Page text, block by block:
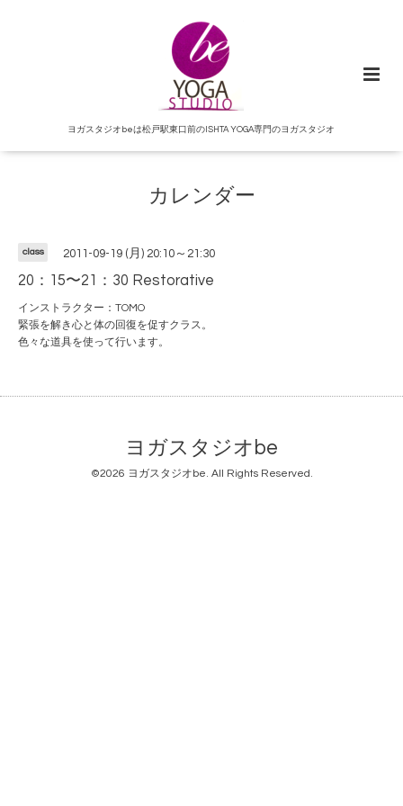
ヨガスタジオbeは松戸駅東口前のISHTA YOGA専門のヨガスタジオ
カレンダー
class 2011-09-19 (月) 20:10～21:30
20：15〜21：30 Restorative
インストラクター：TOMO
緊張を解き心と体の回復を促すクラス。
色々な道具を使って行います。
ヨガスタジオbe
©2026 ヨガスタジオbe. All Rights Reserved.